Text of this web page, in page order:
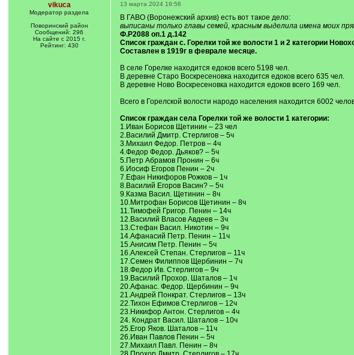
vikuca
Модератор раздела
Поворинский район
Сообщений: 296
На сайте с 2015 г.
Рейтинг: 430
13 марта 2024 19:56
В ГАВО (Воронежский архив) есть вот такое дело:
выписаны только главы семей, красным выделила имена моих
Ф.Р2088 оп.1 д.142
Список граждан с. Горелки той же волости 1 и 2 категории
Составлен в 1919г в феврале месяце.
В селе Горелке находится едоков всего 5198 чел.
В деревне Старо Воскресеновка находится едоков всего 635 чел.
В деревне Ново Воскресеновка находится едоков всего 169 чел.
Всего в Горелской волости народо населения находится 6002
Список граждан села Горелки той же волости 1 категории:
1.Иван Борисов Щетинин – 23 чел
2.Василий Дмитр. Стерлигов – 5ч
3.Михаил Федор. Петров – 4ч
4.Федор Федор. Дьяков? – 5ч
5.Петр Абрамов Пронин – 6ч
6.Иосиф Егоров Пенин – 2ч
7.Ефан Никифоров Рожков – 1ч
8.Василий Егоров Васин? – 5ч
9.Казма Васил. Щетинин – 8ч
10.Митрофан Борисов Щетинин – 8ч
11.Тимофей Григор. Пенин – 14ч
12.Василий Власов Авдеев – 3ч
13.Стефан Васил. Никотин – 9ч
14.Афанасий Петр. Пенин – 11ч
15.Анисим Петр. Пенин – 5ч
16.Алексей Степан. Стерлигов – 11ч
17.Семен Филиппов Щербинин – 7ч
18.Федор Ив. Стерлигов – 9ч
19.Василий Прохор. Шаталов – 1ч
20.Афанас. Федор. Щербинин – 9ч
21.Андрей Понкрат. Стерлигов – 13ч
22.Тихон Ефимов Стерлигов – 12ч
23.Никифор Антон. Стерлигов – 4ч
24. Кондрат Васил. Шаталов – 10ч
25.Егор Яков. Шаталов – 11ч
26.Иван Павлов Пенин – 5ч
27.Михаил Павл. Пенин – 8ч